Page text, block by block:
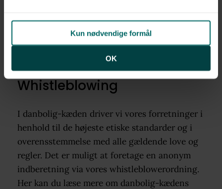
Kun nødvendige formål
OK
hovedkontor
Whistleblowing
I danbolig-kæden driver vi vores forretninger i
henhold til de højeste etiske standarder og i
overensstemmelse med alle gældende love og
regler. Det er muligt at foretage en anonym
indberetning via vores whistleblowerordning.
Her kan du læse mere om danbolig-kædens